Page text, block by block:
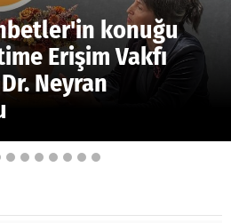
konuğu
Erişim Vakfı
Neyran